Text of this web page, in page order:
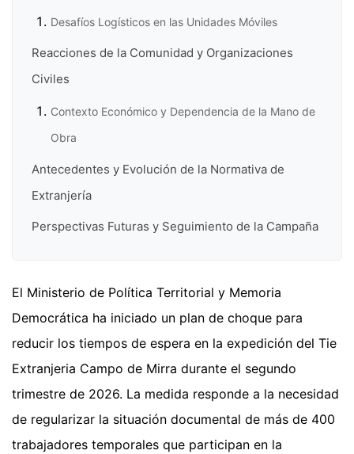
Desafíos Logísticos en las Unidades Móviles
Reacciones de la Comunidad y Organizaciones
Civiles
Contexto Económico y Dependencia de la Mano de
Obra
Antecedentes y Evolución de la Normativa de
Extranjería
Perspectivas Futuras y Seguimiento de la Campaña
El Ministerio de Política Territorial y Memoria
Democrática ha iniciado un plan de choque para
reducir los tiempos de espera en la expedición del Tie
Extranjeria Campo de Mirra durante el segundo
trimestre de 2026. La medida responde a la necesidad
de regularizar la situación documental de más de 400
trabajadores temporales que participan en la